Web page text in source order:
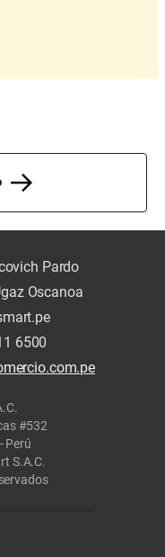
Pardo
Oscanoa
6500
#532
Perú
S.A.C.